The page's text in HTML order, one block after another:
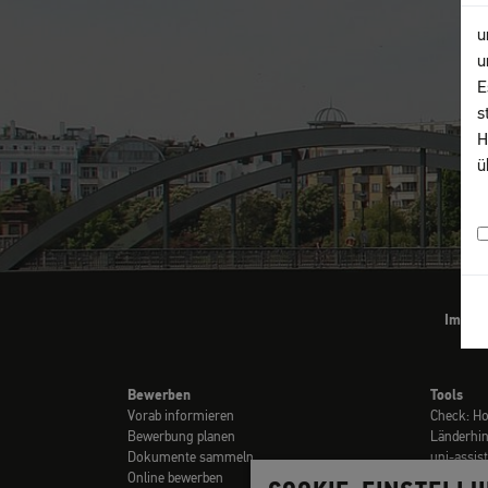
Bewerben
Vorab informieren
Bewerbung planen
Dokumente sammeln
Online bewerben
Tools
Check:
uni-